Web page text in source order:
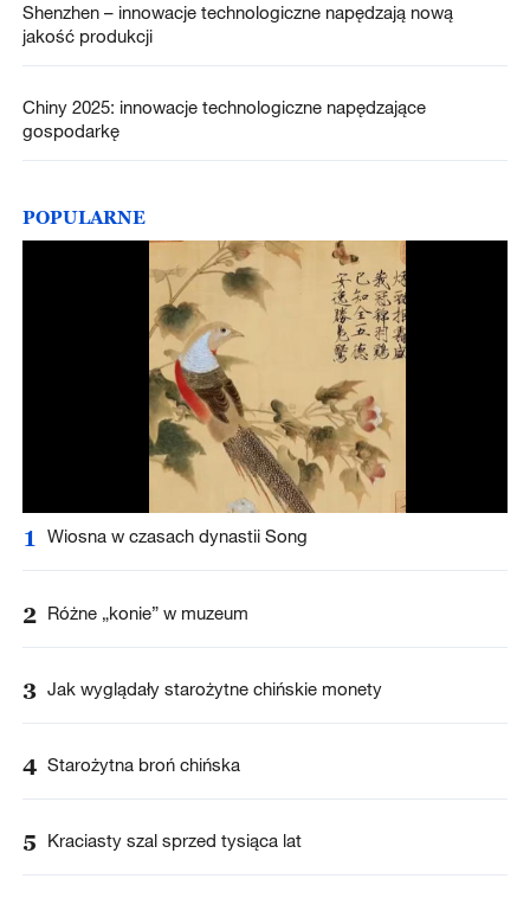
Shenzhen – innowacje technologiczne napędzają nową
jakość produkcji
Chiny 2025: innowacje technologiczne napędzające
gospodarkę
POPULARNE
1 Wiosna w czasach dynastii Song
2 Różne „konie” w muzeum
3 Jak wyglądały starożytne chińskie monety
4 Starożytna broń chińska
5 Kraciasty szal sprzed tysiąca lat